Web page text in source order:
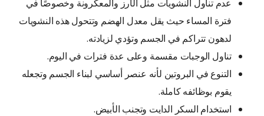
عدم تناول النشويات مثل الأرز والمعكرونة وخصوصًا في
فترة المساء حيث يقل معدل الهضم وتتحول هذه النشويات
لدهون تتراكم في الجسم وتؤدي لزيادته.
تناول الوجبات مقسمة وعلى عدة فترات في اليوم.
التنوع في البروتين لأنه عنصر أساسي لبناء الجسم وتجعله
يقوم بوظائفه كاملة.
استخدام السكر الدايت وتجنب الأبيض.